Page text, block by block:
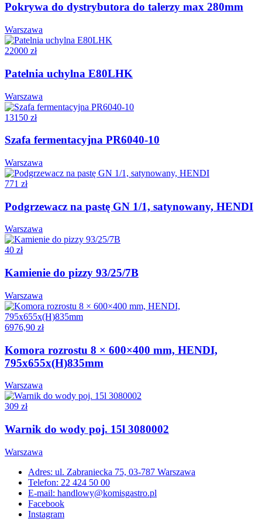
Pokrywa do dystrybutora do talerzy max 280mm
Warszawa
22000 zł
Patelnia uchylna E80LHK
Warszawa
13150 zł
Szafa fermentacyjna PR6040-10
Warszawa
771 zł
Podgrzewacz na pastę GN 1/1, satynowany, HENDI
Warszawa
40 zł
Kamienie do pizzy 93/25/7B
Warszawa
6976,90 zł
Komora rozrostu 8 × 600×400 mm, HENDI,
795x655x(H)835mm
Warszawa
309 zł
Warnik do wody poj. 15l 3080002
Warszawa
Adres: ul. Zabraniecka 75, 03-787 Warszawa
Telefon: 22 424 50 00
E-mail: handlowy@komisgastro.pl
Facebook
Instagram